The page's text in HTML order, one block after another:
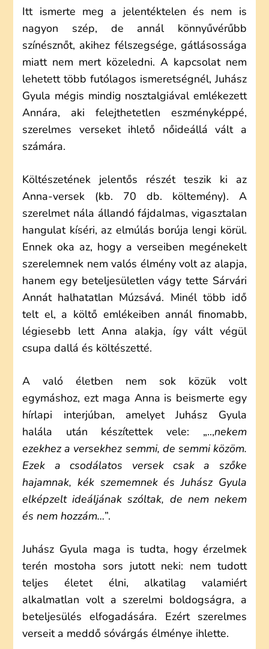
Itt ismerte meg a jelentéktelen és nem is
nagyon szép, de annál könnyűvérűbb
színésznőt, akihez félszegsége, gátlásossága
miatt nem mert közeledni. A kapcsolat nem
lehetett több futólagos ismeretségnél, Juhász
Gyula mégis mindig nosztalgiával emlékezett
Annára, aki felejthetetlen eszményképpé,
szerelmes verseket ihlető nőideállá vált a
számára.
Költészetének jelentős részét teszik ki az
Anna-versek (kb. 70 db. költemény). A
szerelmet nála állandó fájdalmas, vigasztalan
hangulat kíséri, az elmúlás borúja lengi körül.
Ennek oka az, hogy a verseiben megénekelt
szerelemnek nem valós élmény volt az alapja,
hanem egy beteljesületlen vágy tette Sárvári
Annát halhatatlan Múzsává. Minél több idő
telt el, a költő emlékeiben annál finomabb,
légiesebb lett Anna alakja, így vált végül
csupa dallá és költészetté.
A való életben nem sok közük volt
egymáshoz, ezt maga Anna is beismerte egy
hírlapi interjúban, amelyet Juhász Gyula
halála után készítettek vele: „..,nekem
ezekhez a versekhez semmi, de semmi közöm.
Ezek a csodálatos versek csak a szőke
hajamnak, kék szememnek és Juhász Gyula
elképzelt ideáljának szóltak, de nem nekem
és nem hozzám…”.
Juhász Gyula maga is tudta, hogy érzelmek
terén mostoha sors jutott neki: nem tudott
teljes életet élni, alkatilag valamiért
alkalmatlan volt a szerelmi boldogságra, a
beteljesülés elfogadására. Ezért szerelmes
verseit a meddő sóvárgás élménye ihlette.